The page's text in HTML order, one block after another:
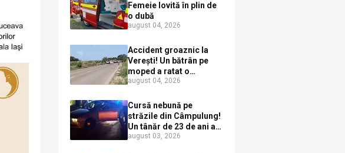
Femeie lovită în plin de
o dubă
august 04, 2026
Accident groaznic la
Verești! Un bătrân pe
moped a ratat o
depășire și a ajuns sub
august 04, 2026
Cursă nebună pe
străzile din Câmpulung!
Un tânăr de 23 de ani a
fugit de poliție cu un
august 03, 2026